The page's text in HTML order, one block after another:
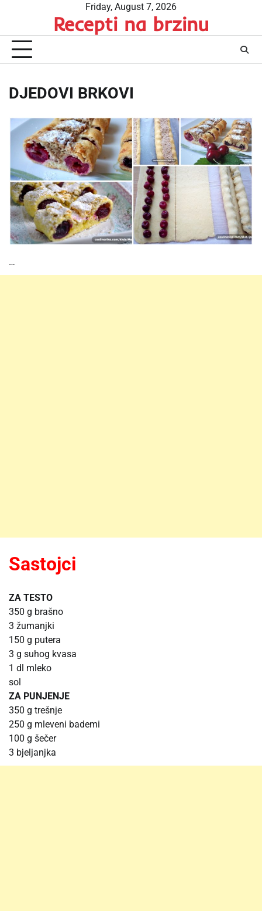
content
Friday, August 7, 2026
Recepti na brzinu
DJEDOVI BRKOVI
…
Sastojci
ZA TESTO
350 g brašno
3 žumanjki
150 g putera
3 g suhog kvasa
1 dl mleko
sol
ZA PUNJENJE
350 g trešnje
250 g mleveni bademi
100 g šečer
3 bjeljanjka